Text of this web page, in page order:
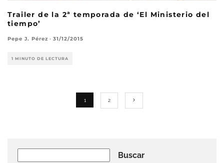
Trailer de la 2ª temporada de ‘El Ministerio del
tiempo’
Pepe J. Pérez · 31/12/2015
1 MINUTO DE LECTURA
1 2
Buscar